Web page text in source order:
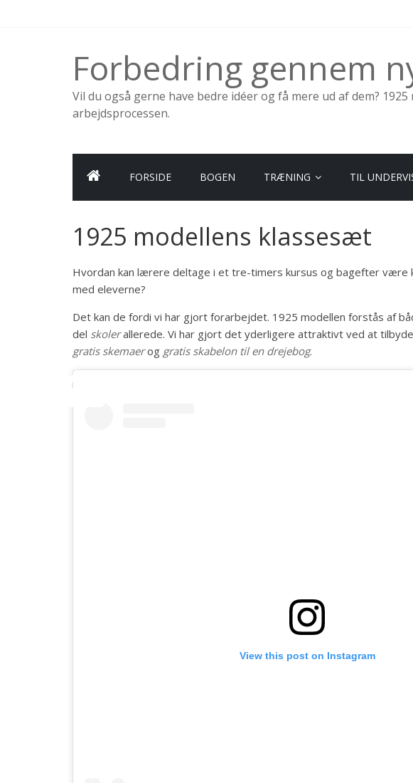
Forbedring gennem
Vil du også gerne have bedre idéer og få mere ud af dem?
arbejdsprocessen.
FORSIDE BOGEN TRÆNING TIL
1925 modellens klassesæt
Hvordan kan lærere deltage i et tre-timers kursus og bagefter
med eleverne?
Det kan de fordi vi har gjort forarbejdet. 1925 modellen forstås af
del skolerallerede. Vi har gjort det yderligere attraktivt ved at
gratis skemaerog gratis skabelon til en drejebog.
View this post on Instagram